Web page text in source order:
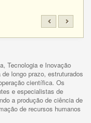
Tecnologia e Inovação
longo prazo, estruturados
científica. Os
e especialistas de
a produção de ciência de
de recursos humanos